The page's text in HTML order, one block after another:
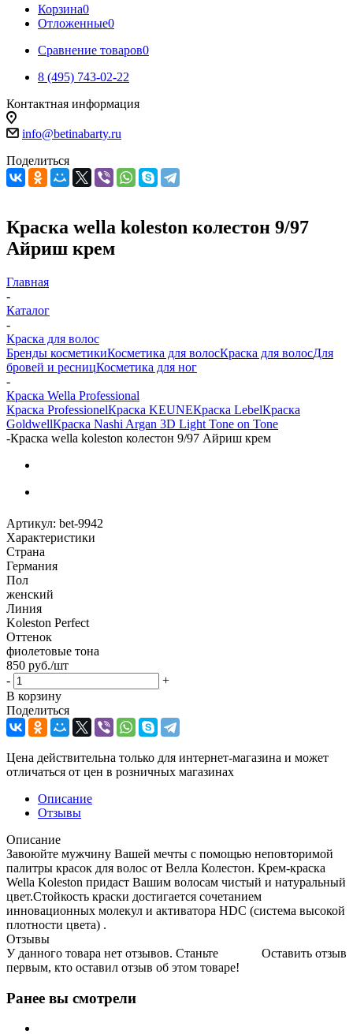
Корзина0
Отложенные0
Сравнение товаров0
8 (495) 743-02-22
Контактная информация
info@betinabarty.ru
Поделиться
Краска wella koleston колестон 9/97
Айриш крем
Главная
-
Каталог
-
Краска для волос
Бренды косметикиКосметика для волосКраска для волосДля
бровей и ресницКосметика для ног
-
Краска Wella Professional
Краска ProfessionelКраска KEUNEКраска LebelКраска
GoldwellКраска Nashi Argan 3D Light Tone on Tone
-Краска wella koleston колестон 9/97 Айриш крем
Артикул: bet-9942
Характеристики
Страна
Германия
Пол
женский
Линия
Koleston Perfect
Оттенок
фиолетовые тона
850 руб./шт
-
+
В корзину
Поделиться
Цена действительна только для интернет-магазина и может
отличаться от цен в розничных магазинах
Описание
Отзывы
Описание
Завоюйте мужчину Вашей мечты с помощью неповторимой
палитры красок для волос от Велла Колестон. Крем-краска
Wella Koleston придаст Вашим волосам чистый и натуральный
цвет.Стойкость краски достигается сочетанием
инновационных молекул и активатора HDC (система высокой
плотности цвета) .
Отзывы
Оставить отзыв
У данного товара нет отзывов. Станьте
первым, кто оставил отзыв об этом товаре!
Ранее вы смотрели